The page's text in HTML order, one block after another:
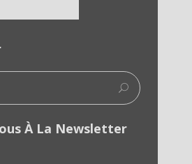
À La Newsletter